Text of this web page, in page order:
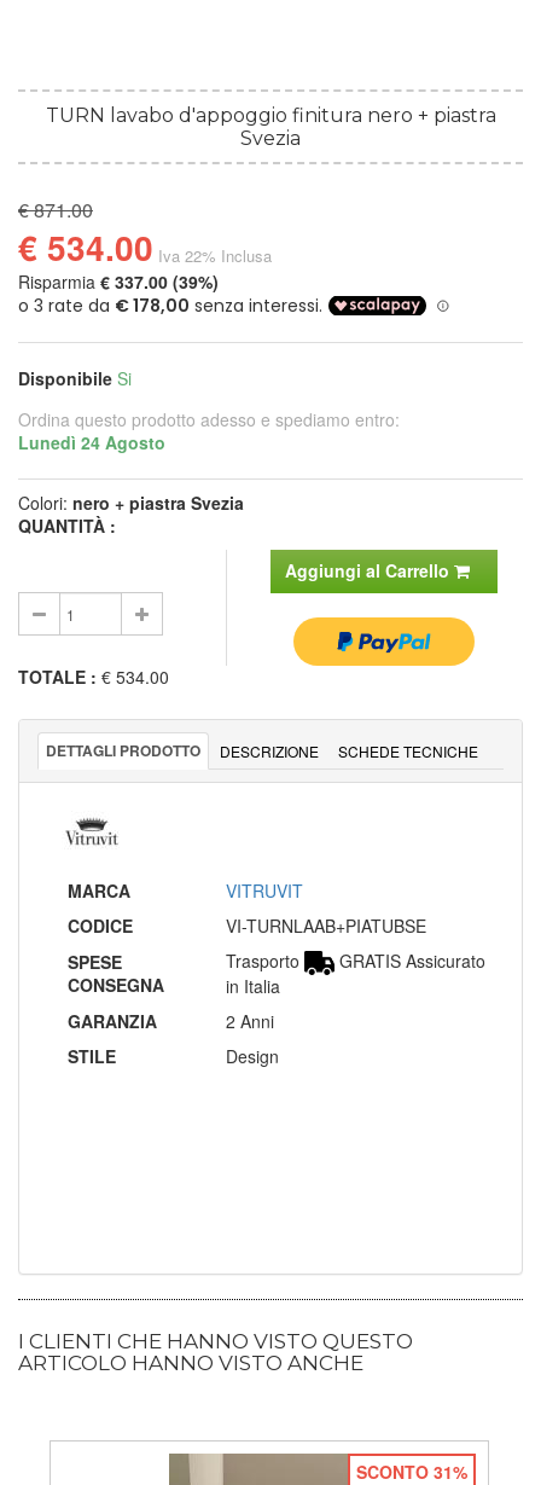
TURN lavabo d'appoggio finitura nero + piastra
Svezia
€ 871.00
€ 534.00 Iva 22% Inclusa
Risparmia € 337.00 (39%)
Disponibile Si
Ordina questo prodotto adesso e spediamo entro:
Lunedì 24 Agosto
Colori: nero + piastra Svezia
QUANTITÀ :
Aggiungi al Carrello
TOTALE : € 534.00
DETTAGLI PRODOTTO DESCRIZIONE SCHEDE TECNICHE
MARCA
VITRUVIT
CODICE
VI-TURNLAAB+PIATUBSE
SPESE
CONSEGNA
Trasporto
GRATIS Assicurato
in Italia
GARANZIA
2 Anni
STILE
Design
I CLIENTI CHE HANNO VISTO QUESTO
ARTICOLO HANNO VISTO ANCHE
SCONTO 31%